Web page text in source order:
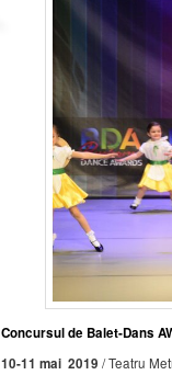
Concursul de Balet-Dans
10-11 mai 2019 / Teatru